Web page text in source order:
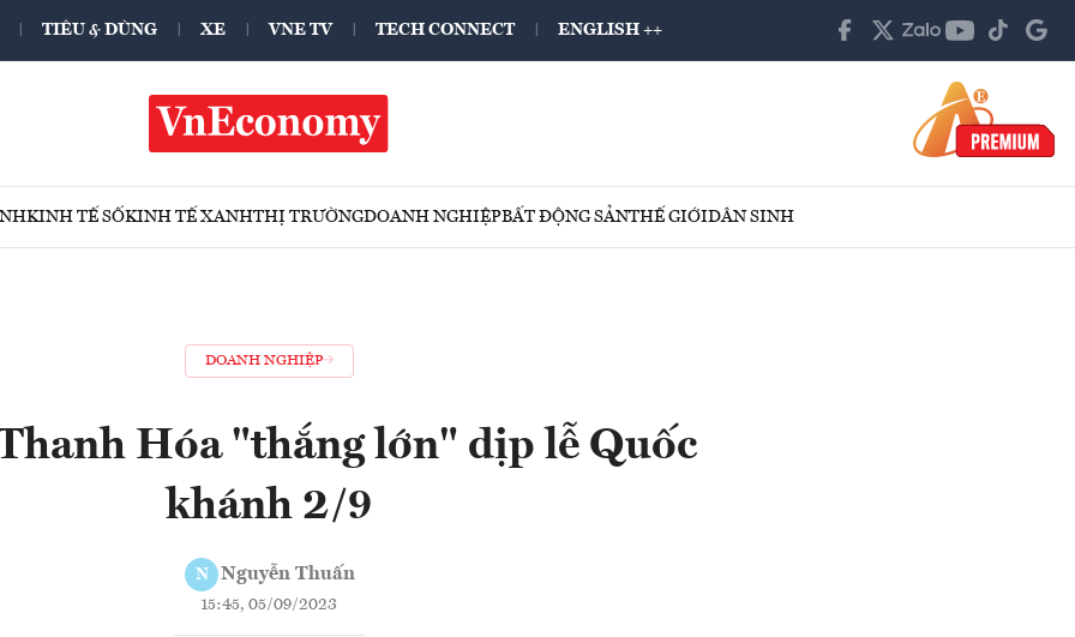
TIÊU & DÙNG XE VNE TV TECH CONNECT ENGLISH ++
KINH TẾ SỐKINH TẾ XANHTHỊ TRƯỜNGDOANH NGHIỆPBẤT ĐỘNG SẢNTHẾ GIỚIDÂN SINH
DOANH NGHIỆP
Hóa "thắng lớn" dịp lễ Quốc
khánh 2/9
N Nguyễn Thuấn
15:45, 05/09/2023